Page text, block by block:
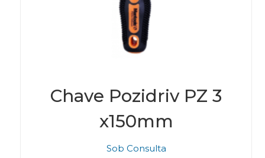
Chave Pozidriv PZ 3
x150mm
Sob Consulta